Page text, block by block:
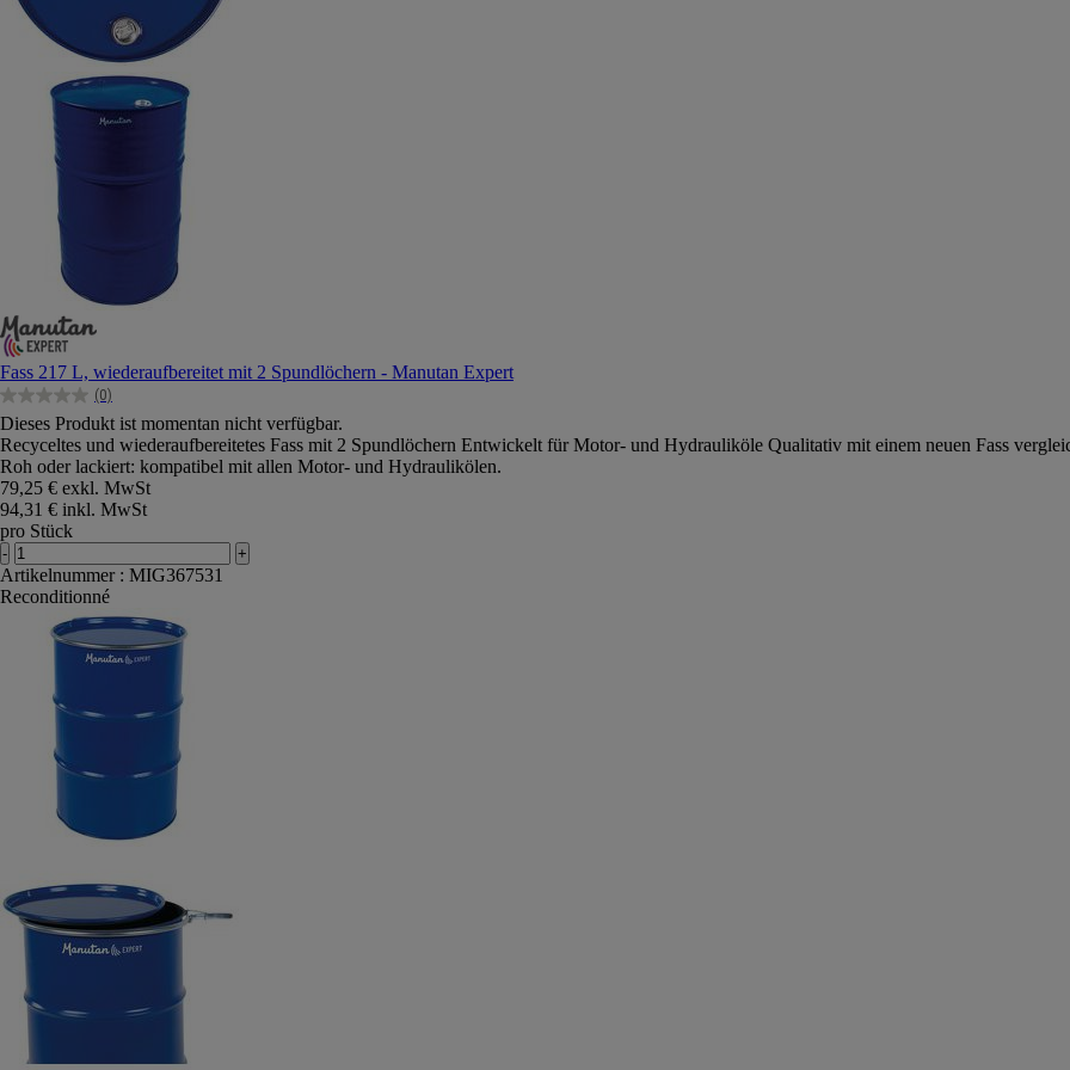
Fass 217 L, wiederaufbereitet mit 2 Spundlöchern - Manutan Expert
(0)
0.0
von
5
Sternen.
Dieses Produkt ist momentan nicht verfügbar.
Recyceltes und wiederaufbereitetes Fass mit 2 Spundlöchern Entwickelt für Motor- und Hydrauliköle Qualitativ mit einem neuen Fass
Roh oder lackiert: kompatibel mit allen Motor- und Hydraulikölen.
79,25 € exkl. MwSt
94,31 € inkl. MwSt
pro Stück
- +
Artikelnummer : MIG367531
Reconditionné